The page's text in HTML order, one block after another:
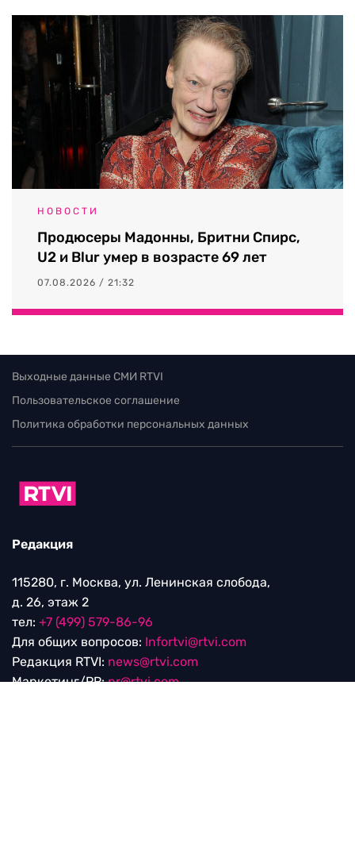
НОВОСТИ
Продюсеры Мадонны, Бритни Спирс,
U2 и Blur умер в возрасте 69 лет
07.08.2026 / 21:32
Выходные данные СМИ RTVI
Пользовательское соглашение
Политика обработки персональных данных
Редакция
115280, г. Москва, ул. Ленинская слобода,
д. 26, этаж 2
тел: +7 (499) 579-86-96
Для общих вопросов: Infortvi@rtvi.com
Редакция RTVI: news@rtvi.com
Маркетинг/PR:pr@rtvi.com